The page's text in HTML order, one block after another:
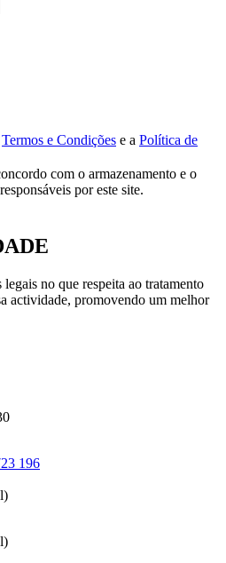
Termos e Condições e a Política de
com o armazenamento e o
por este site.
no que respeita ao tratamento
actividade, promovendo um melhor
196